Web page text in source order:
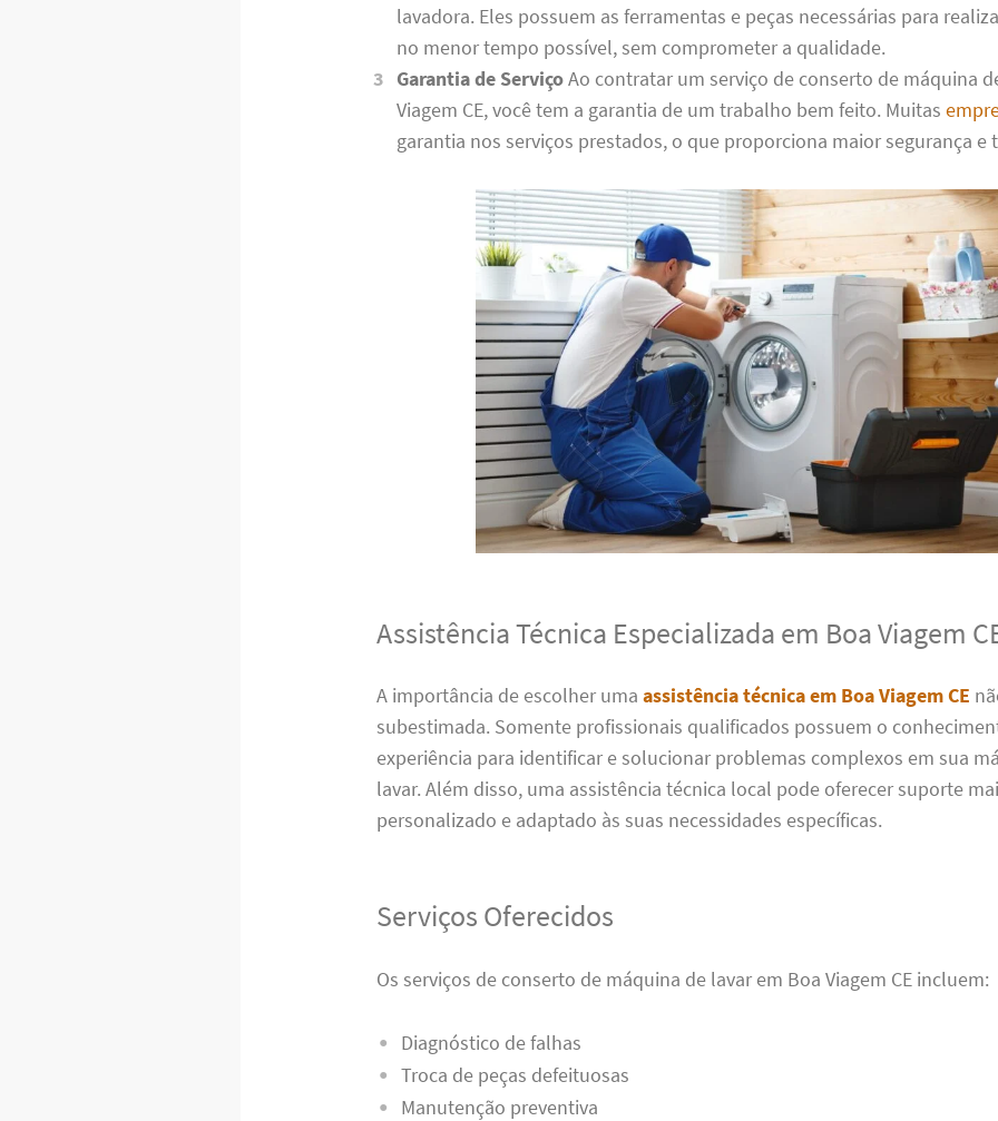
lavadora. Eles possuem as ferramentas e peças necessárias para
no menor tempo possível, sem comprometer a qualidade.
Garantia de ServiçoAo contratar um serviço de conserto de máquina
Viagem CE, você tem a garantia de um trabalho bem feito. Muitas
garantia nos serviços prestados, o que proporciona maior segurança e
Assistência Técnica Especializada em Boa Viagem
A importância de escolher umaassistência técnica em Boa Viagem CE
subestimada. Somente profissionais qualificados possuem o
experiência para identificar e solucionar problemas complexos em sua
lavar. Além disso, uma assistência técnica local pode oferecer suporte
personalizado e adaptado às suas necessidades específicas.
Serviços Oferecidos
Os serviços de conserto de máquina de lavar em Boa Viagem CE incluem:
Diagnóstico de falhas
Troca de peças defeituosas
Manutenção preventiva